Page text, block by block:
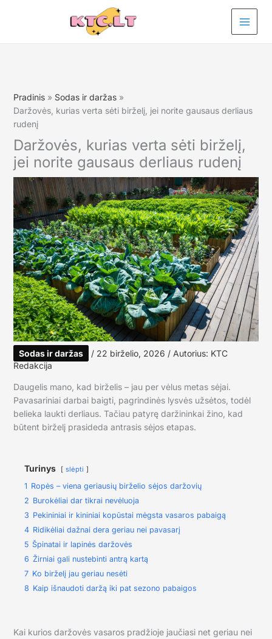
Pradinis
Sodas ir daržas
Daržovės, kurias verta sėti birželį, jei norite gausaus derliaus
rudenį
Daržovės, kurias verta sėti birželį,
jei norite gausaus derliaus rudenį
Sodas ir daržas / 22 birželio, 2026 / Autorius: KTC
Redakcija
Daugelis mano, kad birželis – jau per vėlus metas sėjai.
Pavasariniai darbai baigti, pagrindinės lysvės užsėtos, todėl
belieka laukti derliaus. Tačiau patyrę daržininkai žino, kad
būtent birželį prasideda antrasis sėjos etapas.
Turinys slėpti
1 Ropės – viena geriausių birželio sėjos daržovių
2 Burokėliai dar tikrai nevėluoja
3 Pekininiai ir kininiai kopūstai mėgsta vasaros pabaigą
4 Ridikėliai dažnai dera geriau nei pavasarį
5 Špinatai ir lapinės daržovės
6 Žirniai gali nustebinti antrą kartą
7 Ko birželį jau geriau nesėti
8 Kaip išnaudoti daržą iki pat sezono pabaigos
Kai kurios daržovės vasaros pradžioje jaučiasi net geriau nei